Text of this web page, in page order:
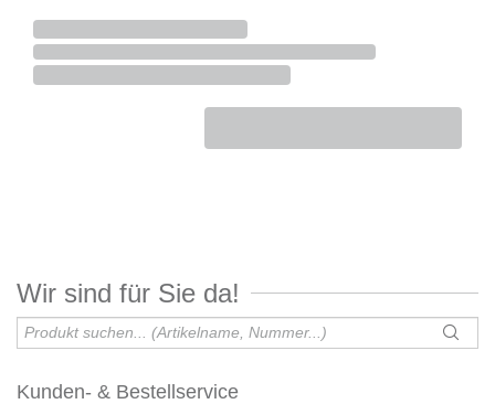
Wir sind für Sie da!
Kunden- & Bestellservice